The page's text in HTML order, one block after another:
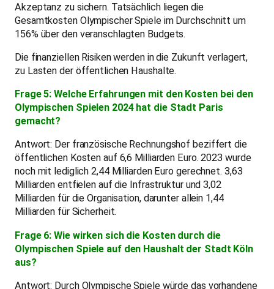
Akzeptanz zu sichern. Tatsächlich liegen die
Gesamtkosten Olympischer Spiele im Durchschnitt um
156% über den veranschlagten Budgets.
Die finanziellen Risiken werden in die Zukunft verlagert,
zu Lasten der öffentlichen Haushalte.
Frage 5: Welche Erfahrungen mit den Kosten bei den
Olympischen Spielen 2024 hat die Stadt Paris
gemacht?
Antwort: Der französische Rechnungshof beziffert die
öffentlichen Kosten auf 6,6 Milliarden Euro. 2023 wurde
noch mit lediglich 2,44 Milliarden Euro gerechnet. 3,63
Milliarden entfielen auf die Infrastruktur und 3,02
Milliarden für die Organisation, darunter allein 1,44
Milliarden für Sicherheit.
Frage 6: Wie wirken sich die Kosten durch die
Olympischen Spiele auf den Haushalt der Stadt Köln
aus?
Antwort: Durch Olympische Spiele würde das vorhandene